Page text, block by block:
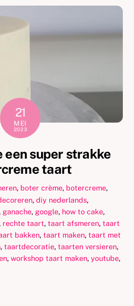
21
MEI
2023
een super strakke
taart
, boter crème, botercreme,
,diy nederlands,
ganache, google, how to cake,
rechte taart,taart afsmeren,taart
bakken,taart maken,taart met
,taartdecoratie,taarten versieren,
,workshop taart maken,youtube,